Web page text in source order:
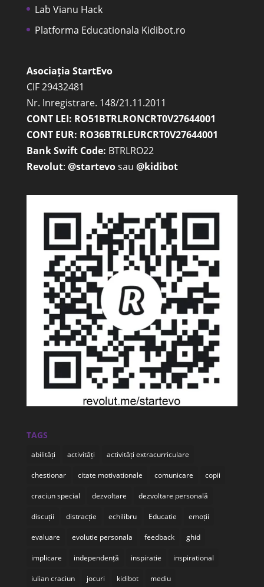
Lab Vianu Hack
Platforma Educationala Kidibot.ro
Asociația StartEvo
CIF 29432481
Nr. Inregistrare. 148/21.11.2011
CONT LEI: RO51BTRLRONCRT0V27644001
CONT EUR: RO36BTRLEURCRT0V27644001
Bank Swift Code: BTRLRO22
Revolut: @startevosau @kidibot
TAGS
abilități activități activități extracurriculare
chestionar citate motivationale comunicare copii
craciun special dezvoltare dezvoltare personală
discuții distracție echilibru Educatie emoții
evaluare evolutie personala feedback ghid
implicare independență inspiratie inspirational
iulian craciun jocuri kidibot mediu